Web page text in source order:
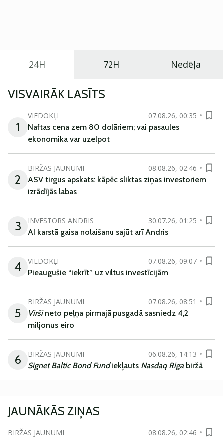
24H 72H Nedēļa
VISVAIRĀK LASĪTS
1
VIEDOKĻI
07.08.26, 00:35
Naftas cena zem 80 dolāriem; vai pasaules
ekonomika var uzelpot
2
BIRŽAS JAUNUMI
08.08.26, 02:46
ASV tirgus apskats: kāpēc sliktas ziņas investoriem
izrādījās labas
3 INVESTORS ANDRIS
30.07.26, 01:25
AI karstā gaisa nolaišanu sajūt arī Andris
4 VIEDOKĻI
07.08.26, 09:07
Pieaugušie “iekrīt” uz viltus investīcijām
5
BIRŽAS JAUNUMI
07.08.26, 08:51
Viršineto peļņa pirmajā pusgadā sasniedz 4,2
miljonus eiro
6 BIRŽAS JAUNUMI
06.08.26, 14:13
Signet Baltic Bond Fundiekļauts Nasdaq Riga biržā
JAUNĀKĀS ZIŅAS
BIRŽAS JAUNUMI
08.08.26, 02:46